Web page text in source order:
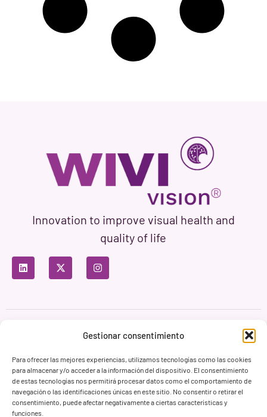
Gestionar consentimiento
Para ofrecer las mejores experiencias, utilizamos tecnologías como las cookies
para almacenar y/o acceder a la información del dispositivo. El consentimiento
de estas tecnologías nos permitirá procesar datos como el comportamiento de
navegación o las identificaciones únicas en este sitio. No consentir o retirar el
consentimiento, puede afectar negativamente a ciertas características y
funciones.
Innovation to improve visual health and
quality of life
Privacy Policy Terms of Use
Cookie Policy